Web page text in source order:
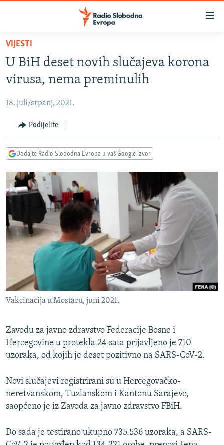
Pređite
glavni
sadržaj
na
navigaciju
Pređite
na
KOSOVO
CRNA GORA
VIDEO
FOTOGALERIJE
INFOGRAFIKE
PODCASTI
RAT U UKRAJINI
KINA NA BALKANU
RSE PRIČE IZ SVIJETA
ISPRIČAJ MI
DNEVNO@RSE
SPECIJALI RSE
VIŠE OD NASLOVA
GENOCID U SREBRENICI
POPLAVE I KLIZIŠTA U BIH 2024.
TV LIBERTY
POST SCRIPTUM
MOJA EVROPA
TRI DECENIJE OD RATA U BIH
SVE KARTE DEJTONA
NASTANAK I RASPAD JUGOSLAVIJE
PRATITE NAS
Sve RFE/RL stranice
VIJESTI
U BiH deset novih slučajeva korona
virusa, nema preminulih
18. juli/srpanj, 2021.
Podijelite
Dodajte Radio Slobodna Evropa u vaš Google izvor
Vakcinacija u Mostaru, juni 2021.
Zavodu za javno zdravstvo Federacije Bosne i
Hercegovine u protekla 24 sata prijavljeno je 710
uzoraka, od kojih je deset pozitivno na SARS-CoV-2.
Novi slučajevi registrirani su u Hercegovačko-
neretvanskom, Tuzlanskom i Kantonu Sarajevo,
saopćeno je iz Zavoda za javno zdravstvo FBiH.
Do sada je testirano ukupno 735.536 uzoraka, a SARS-